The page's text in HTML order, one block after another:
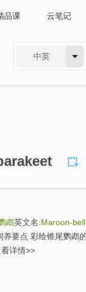
品课 云笔记
中英
鹉英文名:Maroon-
要点 彩绘锥尾鹦鹉
详情>>